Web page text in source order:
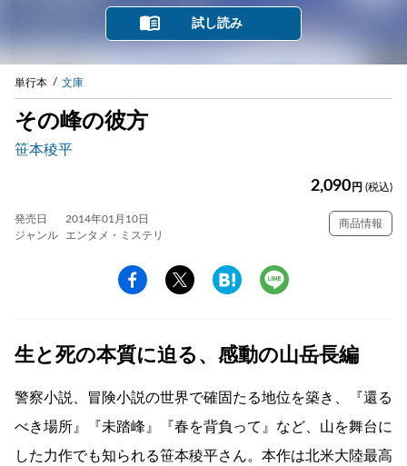
試し読み
単行本 文庫
その峰の彼方
笹本稜平
2,090 円 (税込)
発売日
2014年01月10日
ジャンル
エンタメ・ミステリ
商品情報
生と死の本質に迫る、感動の山岳長編
警察小説、冒険小説の世界で確固たる地位を築き、『還る
べき場所』『未踏峰』『春を背負って』など、山を舞台に
した力作でも知られる笹本稜平さん。本作は北米大陸最高